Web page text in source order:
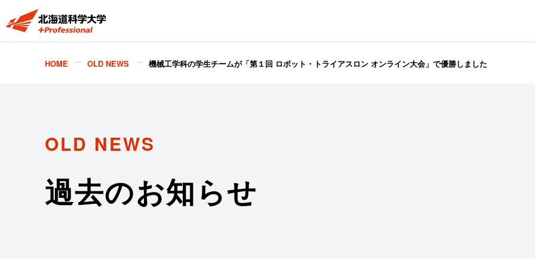
HOME OLD NEWS 機械工学科の学生チームが「第１回 ロボット・トライアスロン オンライン大会」で優勝しました
OLD NEWS
過去のお知らせ